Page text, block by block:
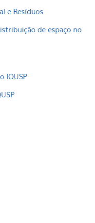
e Resíduos
de espaço no
IQUSP